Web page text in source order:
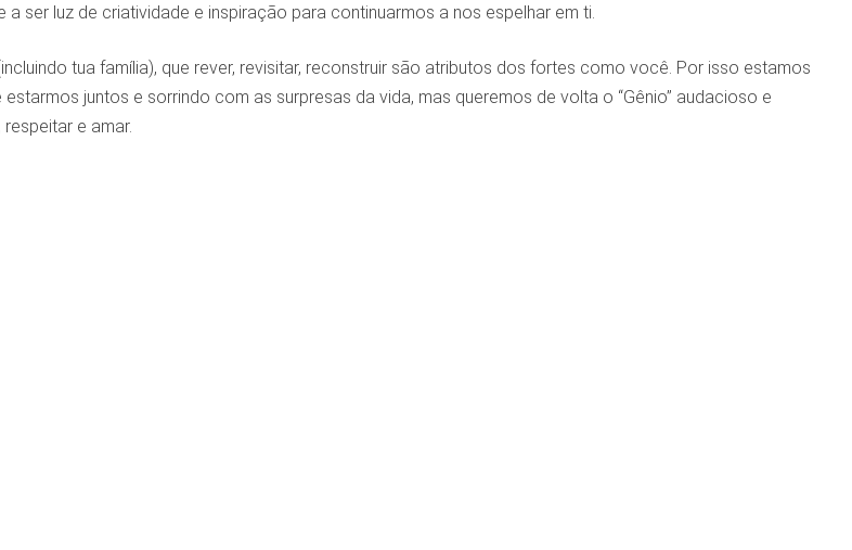
a ser luz de criatividade e inspiração para continuarmos a nos espelhar em ti.
tua família), que rever, revisitar, reconstruir são atributos dos fortes como você. Por isso estamos
juntos e sorrindo com as surpresas da vida, mas queremos de volta o “Gênio” audacioso e
e amar.